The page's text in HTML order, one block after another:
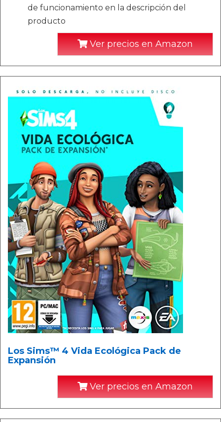
de funcionamiento en la descripción del
producto
Ver precios en Amazon
Los Sims™ 4 Vida Ecológica Pack de
Expansión
Ver precios en Amazon